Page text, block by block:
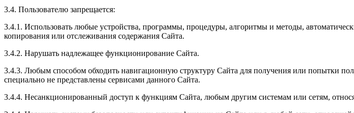
3.4. Пользователю запрещается:
3.4.1. Использовать любые устройства, программы, процедуры, алгоритмы и методы,
копирования или отслеживания содержания Сайта.
3.4.2. Нарушать надлежащее функционирование Сайта.
3.4.3. Любым способом обходить навигационную структуру Сайта для получения или попытки
специально не представлены сервисами данного Сайта.
3.4.4. Несанкционированный доступ к функциям Сайта, любым другим системам или сетям,